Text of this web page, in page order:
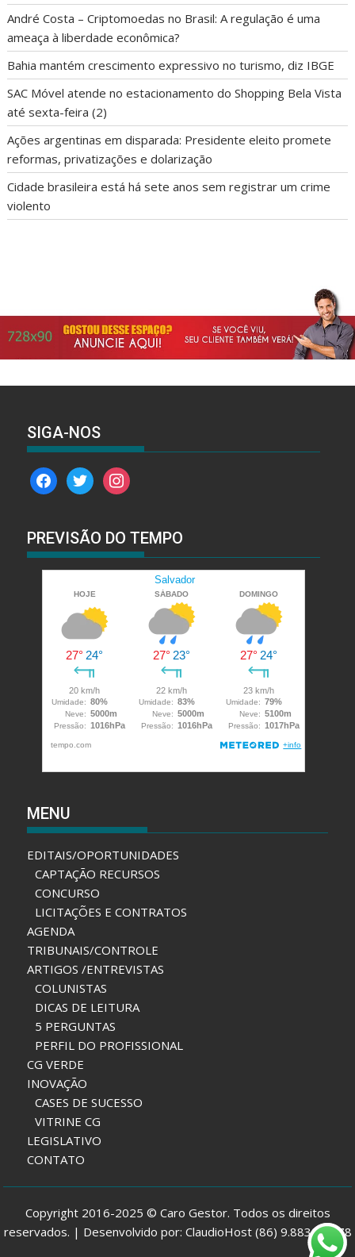
André Costa – Criptomoedas no Brasil: A regulação é uma
ameaça à liberdade econômica?
Bahia mantém crescimento expressivo no turismo, diz IBGE
SAC Móvel atende no estacionamento do Shopping Bela Vista
até sexta-feira (2)
Ações argentinas em disparada: Presidente eleito promete
reformas, privatizações e dolarização
Cidade brasileira está há sete anos sem registrar um crime
violento
SIGA-NOS
facebooktwitterinstagram
PREVISÃO DO TEMPO
MENU
EDITAIS/OPORTUNIDADES
CAPTAÇÃO RECURSOS
CONCURSO
LICITAÇÕES E CONTRATOS
AGENDA
TRIBUNAIS/CONTROLE
ARTIGOS /ENTREVISTAS
COLUNISTAS
DICAS DE LEITURA
5 PERGUNTAS
PERFIL DO PROFISSIONAL
CG VERDE
INOVAÇÃO
CASES DE SUCESSO
VITRINE CG
LEGISLATIVO
CONTATO
Copyright 2016-2025 © Caro Gestor. Todos os direitos
reservados. | Desenvolvido por: ClaudioHost (86) 9.8832-7978